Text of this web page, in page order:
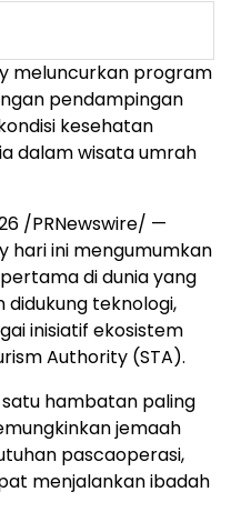
meluncurkan program
pendampingan
kesehatan
dalam wisata umrah
/PRNewswire/ —
hari ini mengumumkan
di dunia yang
didukung teknologi,
inisiatif ekosistem
Authority (STA).
hambatan paling
jemaah
pascaoperasi,
menjalankan ibadah